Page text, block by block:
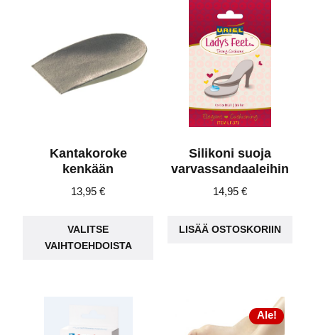
Kantakoroke
kenkään
13,95€
VALITSE
VAIHTOEHDOISTA
tuotteella
Silikoni suoja
varvassandaaleihin
14,95 €
LISÄÄ OSTOSKORIIN
Ale!